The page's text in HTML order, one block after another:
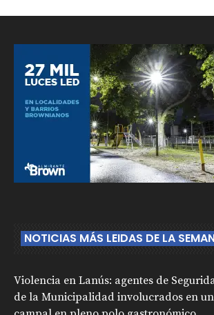
NOTICIAS MÁS LEIDAS DE LA
Violencia en Lanús: agentes de
de la Municipalidad involucrados en